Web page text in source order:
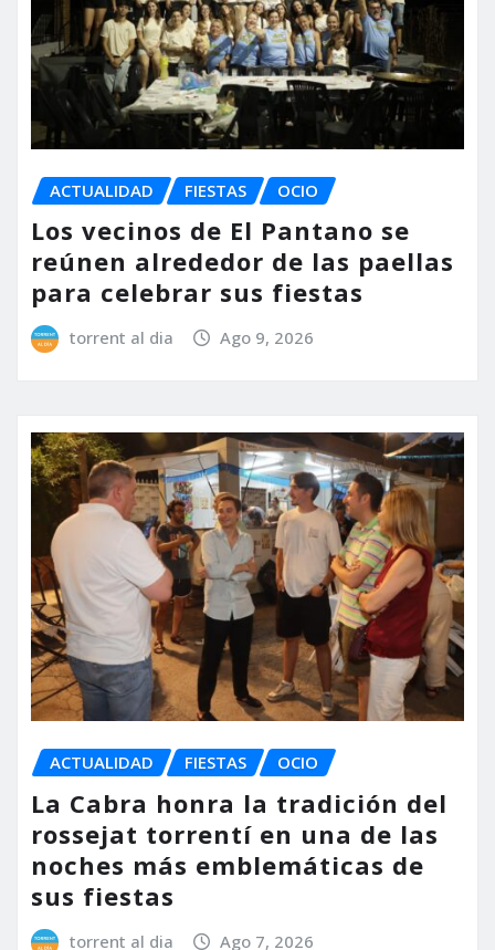
ACTUALIDAD FIESTAS OCIO
Los vecinos de El Pantano se
reúnen alrededor de las paellas
para celebrar sus fiestas
torrent al dia Ago 9, 2026
ACTUALIDAD FIESTAS OCIO
La Cabra honra la tradición del
rossejat torrentí en una de las
noches más emblemáticas de
sus fiestas
torrent al dia Ago 7, 2026